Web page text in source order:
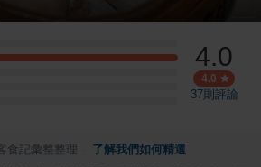
4.0
4.0
37則評論
食記彙整整理 了解我們如何精選